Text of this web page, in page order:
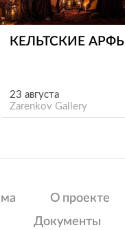
КЕЛЬТСКИЕ АРФЫ
23 августа
Zarenkov Gallery
О проекте
Документы